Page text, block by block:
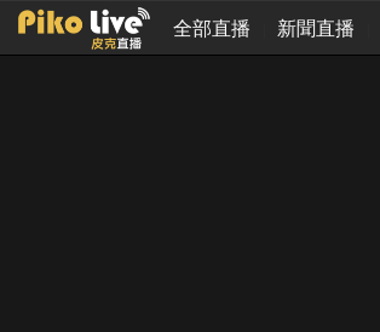
全部直播 新聞直播